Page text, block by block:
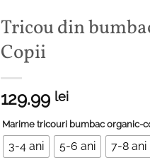
Tricou din
Copii
129.99 lei
Marime tricouri bumbac organic-
3-4 ani 5-6 ani 7-8 ani